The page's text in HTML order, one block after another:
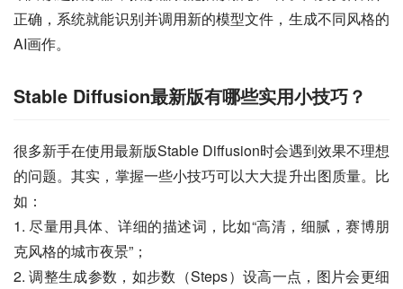
正确，系统就能识别并调用新的模型文件，生成不同风格的
AI画作。
Stable Diffusion最新版有哪些实用小技巧？
很多新手在使用最新版Stable Diffusion时会遇到效果不理想
的问题。其实，掌握一些小技巧可以大大提升出图质量。比
如：
1. 尽量用具体、详细的描述词，比如“高清，细腻，赛博朋
克风格的城市夜景”；
2. 调整生成参数，如步数（Steps）设高一点，图片会更细